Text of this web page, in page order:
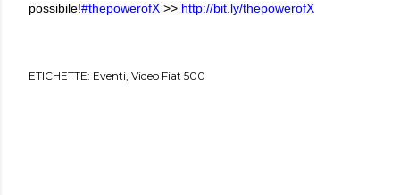
possibile!#thepowerofX >> http://bit.ly/thepowerofX
ETICHETTE: Eventi Video Fiat 500